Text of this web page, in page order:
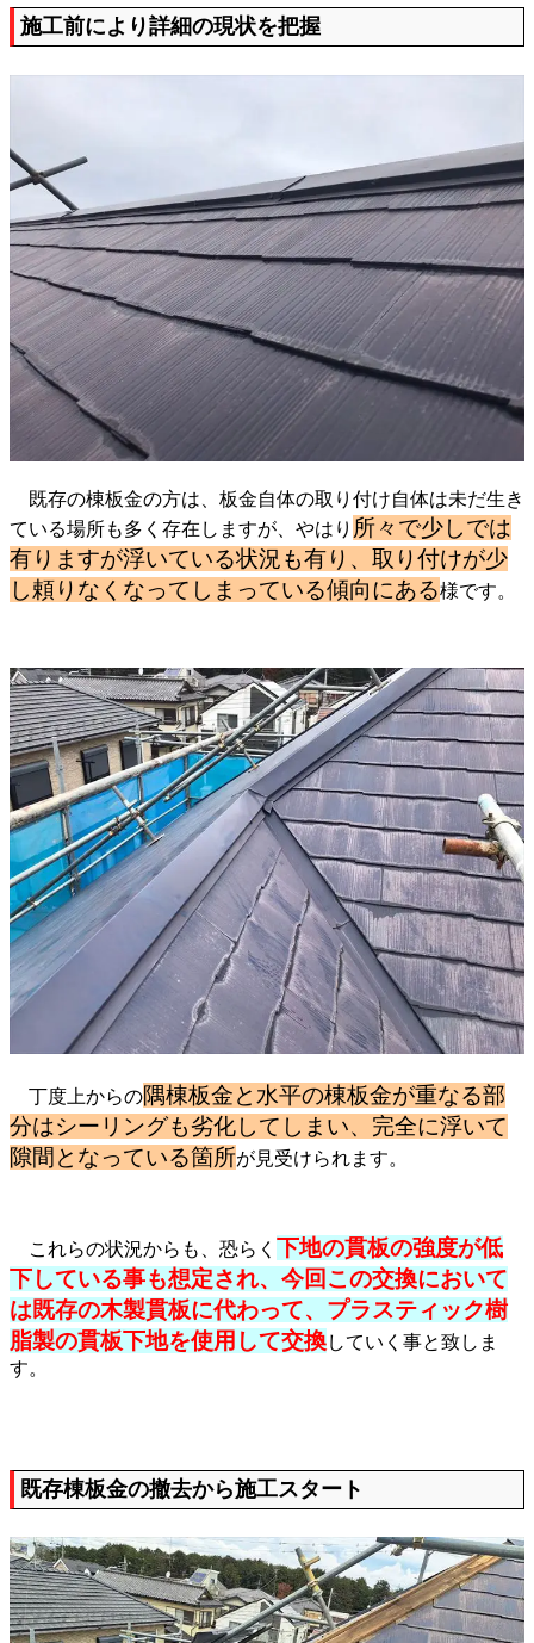
施工前により詳細の現状を把握
既存の棟板金の方は、板金自体の取り付け自体は未だ生き
ている場所も多く存在しますが、やはり 所々で少しでは
有りますが浮いている状況も有り、取り付けが少
し頼りなくなってしまっている傾向にある様です。
丁度上からの隅棟板金と水平の棟板金が重なる部
分はシーリングも劣化してしまい、完全に浮いて
隙間となっている箇所が見受けられます。
これらの状況からも、恐らく 下地の貫板の強度が低
下している事も想定され、今回この交換において
は既存の木製貫板に代わって、プラスティック樹
脂製の貫板下地を使用して交換していく事と致しま
す。
既存棟板金の撤去から施工スタート